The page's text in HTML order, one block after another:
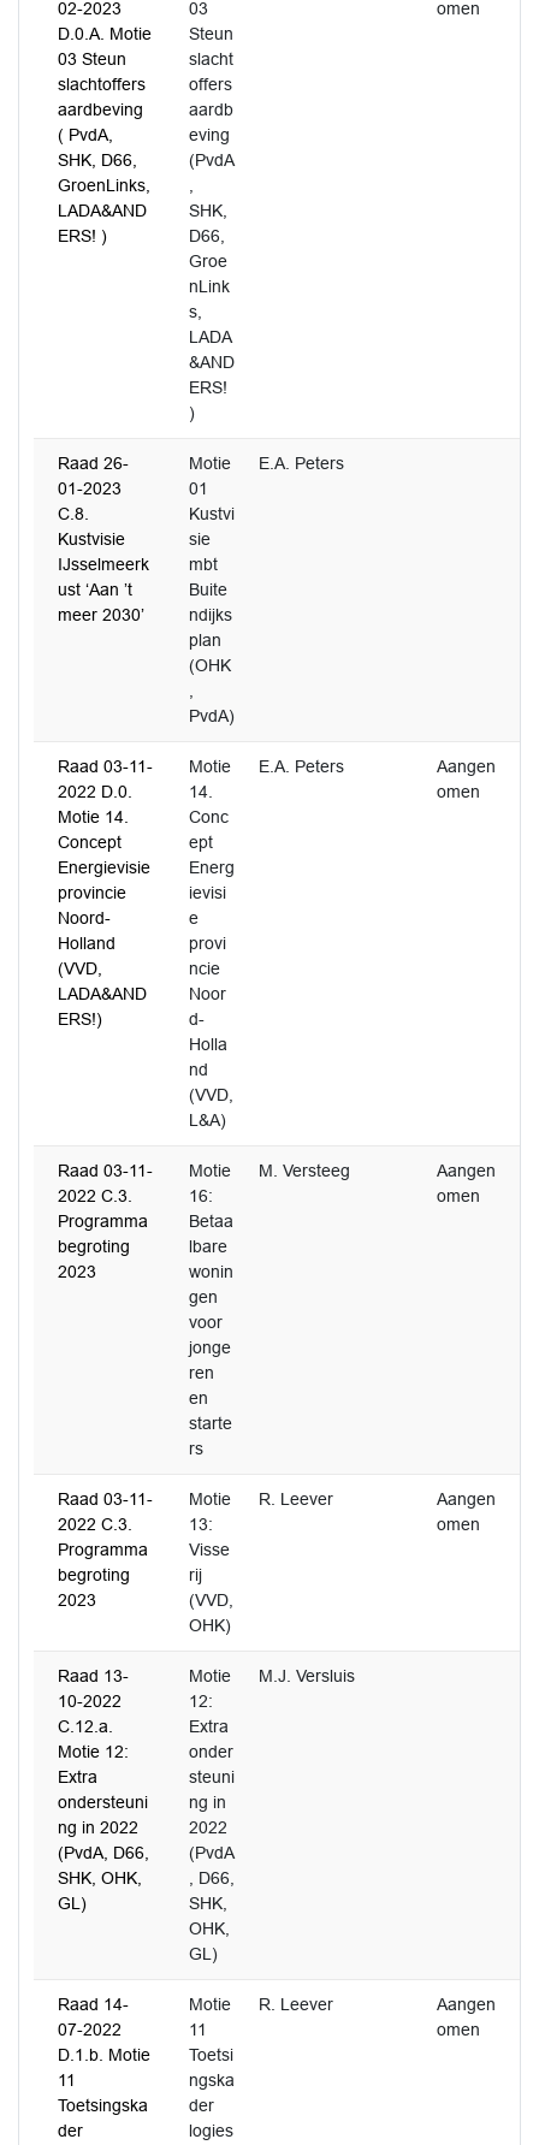
02-2023
D.0.A. Motie
03 Steun
slachtoffers
aardbeving
( PvdA,
SHK, D66,
GroenLinks,
LADA&AND
ERS! )
03
Steun
slacht
offers
aardb
eving
(PvdA
SHK,
D66,
Groe
nLink
s,
LADA
&AND
ERS!
)
omen
Raad 26-
01-2023
C.8.
Kustvisie
IJsselmeerk
ust ‘Aan ’t
meer 2030’
Motie
01
Kustvi
sie
mbt
Buite
ndijks
plan
(OHK
PvdA)
E.A. Peters
Raad 03-11-
2022 D.0.
Motie 14.
Concept
Energievisie
provincie
Noord-
Holland
(VVD,
LADA&AND
ERS!)
Motie
14.
Conc
ept
Energ
ievisi
e
provi
ncie
Noor
d-
Holla
nd
(VVD,
L&A)
E.A. Peters
Aangen
omen
Raad 03-11-
2022 C.3.
Programma
begroting
2023
Motie
16:
Betaa
lbare
wonin
gen
voor
jonge
ren
en
starte
rs
M. Versteeg
Aangen
omen
Raad 03-11-
2022 C.3.
Programma
begroting
2023
Motie
13:
Visse
rij
(VVD,
OHK)
R. Leever
Aangen
omen
Raad 13-
10-2022
C.12.a.
Motie 12:
Extra
ondersteuni
ng in 2022
(PvdA, D66,
SHK, OHK,
GL)
Motie
12:
Extra
onder
steuni
ng in
2022
(PvdA
, D66,
SHK,
OHK,
GL)
M.J. Versluis
Raad 14-
07-2022
D.1.b. Motie
11
Toetsingska
der
Motie
11
Toetsi
ngska
der
logies
R. Leever
Aangen
omen